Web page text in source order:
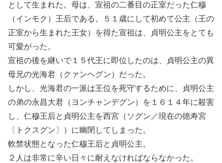
として生まれた。母は、宣祖の二番目の正室だった仁穆
（インモク）王后である。５１歳にして初めて公主（王の
正室から生まれた王女）を得た宣祖は、貞明公主をとても
可愛がった。
宣祖の後を継いで１５代王に即位したのは、貞明公主の異
母兄の光海君（クァンヘグン）だった。
しかし、光海君の一派は王位を死守するために、貞明公主
の弟の永昌大君（ヨンチャンデグン）を１６１４年に殺害
し、仁穆王后と貞明公主を西宮（ソグン／現在の徳寿宮
〔トクスグン〕）に幽閉してしまった。
軟禁状態となった仁穆王后と貞明公主。
２人は非常に辛い日々に耐えなければならなかった。